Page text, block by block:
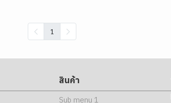
1
สินค้า
Sub menu 1